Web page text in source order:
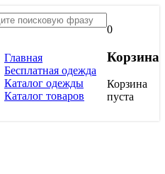
Главная
Бесплатная одежда
Каталог одежды
Каталог товаров
0
Корзина
Корзина
пуста